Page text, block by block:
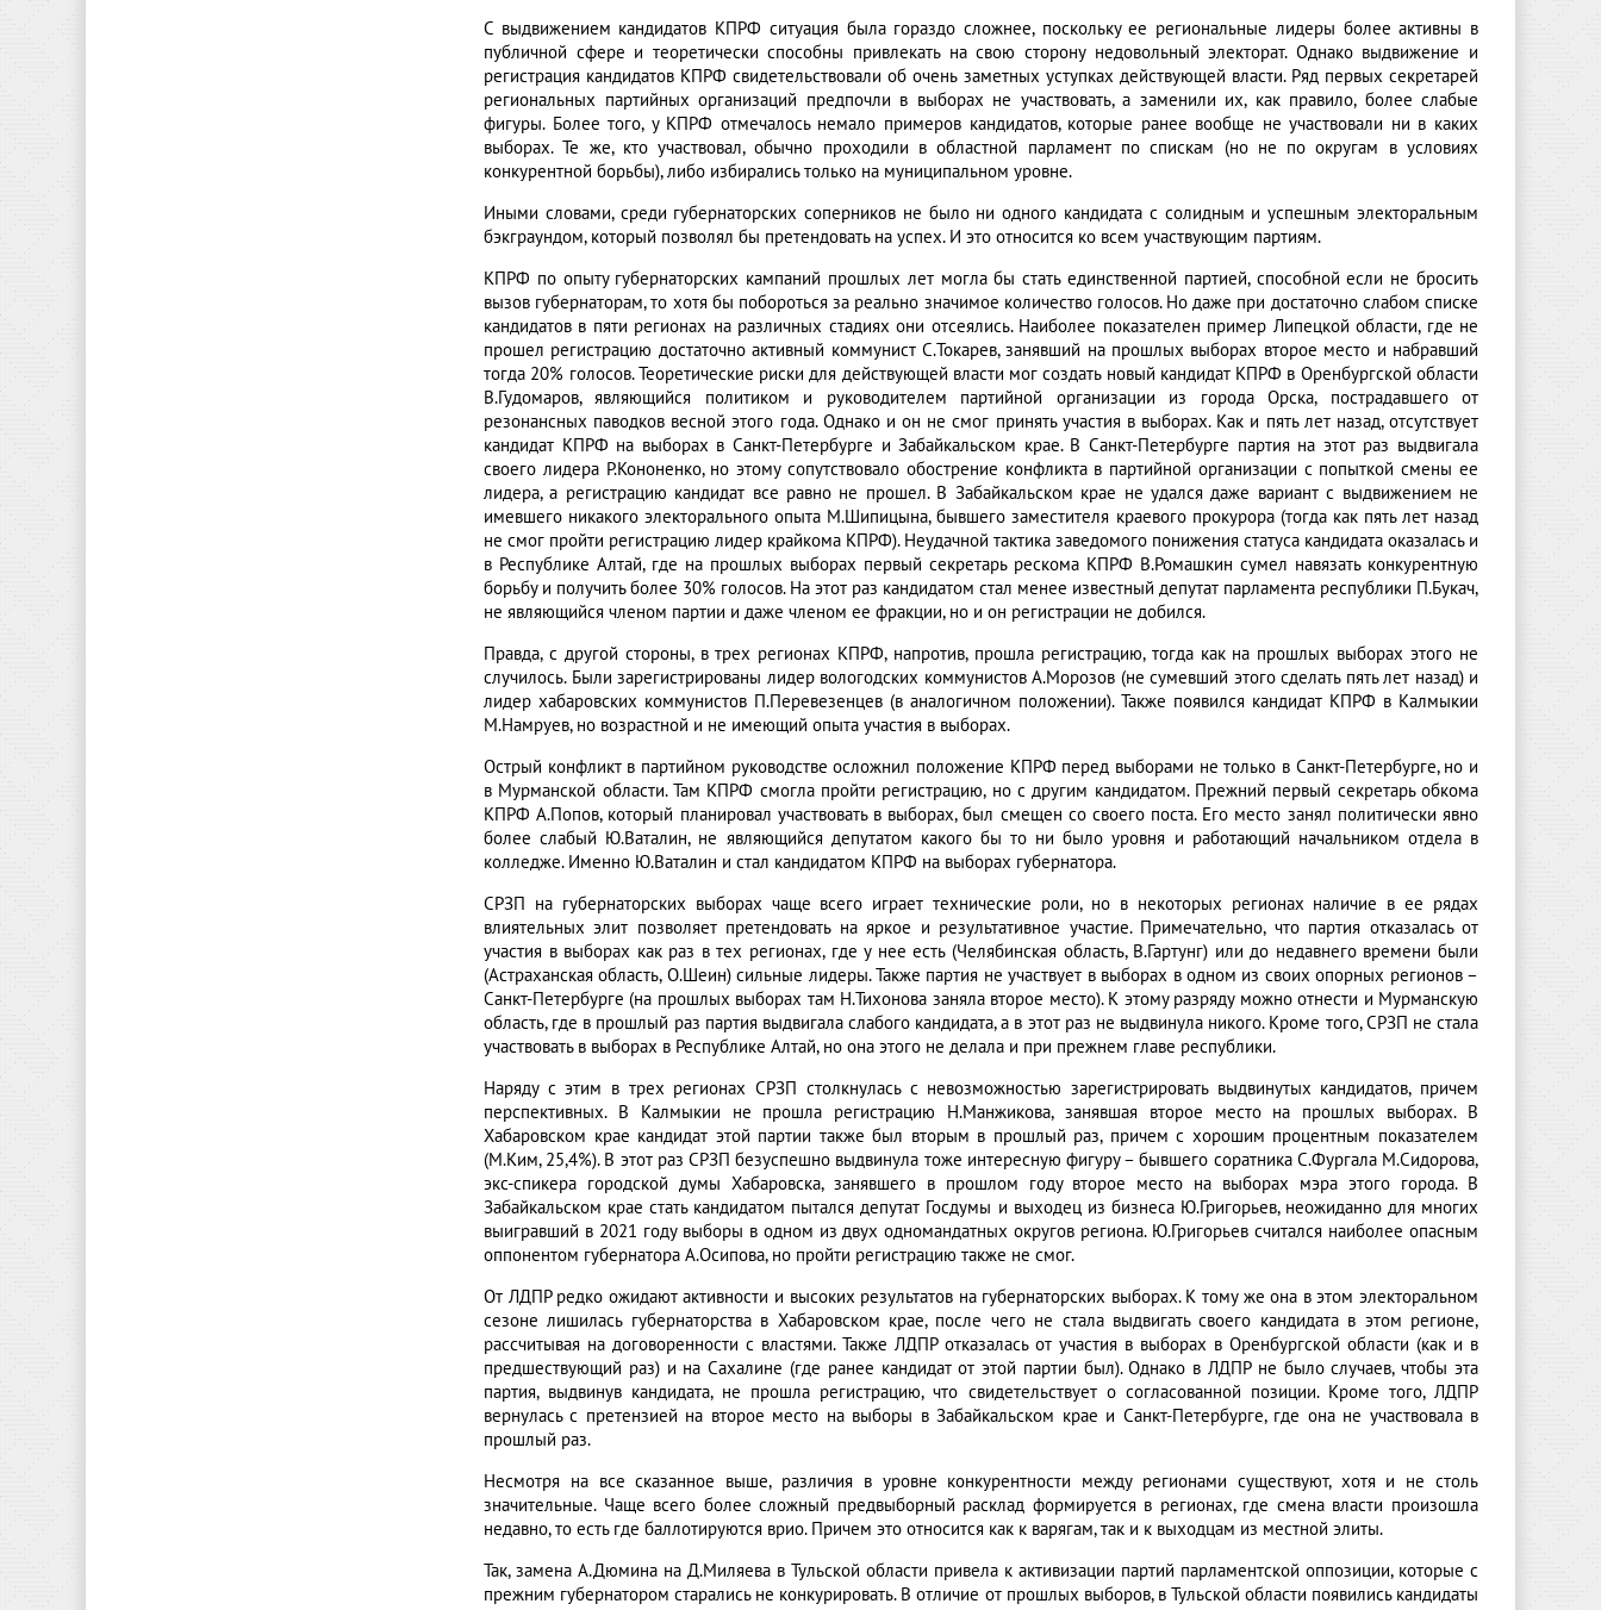
С выдвижением кандидатов КПРФ ситуация была гораздо сложнее, поскольку ее региональные лидеры более активны в
публичной сфере и теоретически способны привлекать на свою сторону недовольный электорат. Однако выдвижение и
регистрация кандидатов КПРФ свидетельствовали об очень заметных уступках действующей власти. Ряд первых секретарей
региональных партийных организаций предпочли в выборах не участвовать, а заменили их, как правило, более слабые
фигуры. Более того, у КПРФ отмечалось немало примеров кандидатов, которые ранее вообще не участвовали ни в каких
выборах. Те же, кто участвовал, обычно проходили в областной парламент по спискам (но не по округам в условиях
конкурентной борьбы), либо избирались только на муниципальном уровне.
Иными словами, среди губернаторских соперников не было ни одного кандидата с солидным и успешным электоральным
бэкграундом, который позволял бы претендовать на успех. И это относится ко всем участвующим партиям.
КПРФ по опыту губернаторских кампаний прошлых лет могла бы стать единственной партией, способной если не бросить
вызов губернаторам, то хотя бы побороться за реально значимое количество голосов. Но даже при достаточно слабом списке
кандидатов в пяти регионах на различных стадиях они отсеялись. Наиболее показателен пример Липецкой области, где не
прошел регистрацию достаточно активный коммунист С.Токарев, занявший на прошлых выборах второе место и набравший
тогда 20% голосов. Теоретические риски для действующей власти мог создать новый кандидат КПРФ в Оренбургской области
В.Гудомаров, являющийся политиком и руководителем партийной организации из города Орска, пострадавшего от
резонансных паводков весной этого года. Однако и он не смог принять участия в выборах. Как и пять лет назад, отсутствует
кандидат КПРФ на выборах в Санкт-Петербурге и Забайкальском крае. В Санкт-Петербурге партия на этот раз выдвигала
своего лидера Р.Кононенко, но этому сопутствовало обострение конфликта в партийной организации с попыткой смены ее
лидера, а регистрацию кандидат все равно не прошел. В Забайкальском крае не удался даже вариант с выдвижением не
имевшего никакого электорального опыта М.Шипицына, бывшего заместителя краевого прокурора (тогда как пять лет назад
не смог пройти регистрацию лидер крайкома КПРФ). Неудачной тактика заведомого понижения статуса кандидата оказалась и
в Республике Алтай, где на прошлых выборах первый секретарь рескома КПРФ В.Ромашкин сумел навязать конкурентную
борьбу и получить более 30% голосов. На этот раз кандидатом стал менее известный депутат парламента республики П.Букач,
не являющийся членом партии и даже членом ее фракции, но и он регистрации не добился.
Правда, с другой стороны, в трех регионах КПРФ, напротив, прошла регистрацию, тогда как на прошлых выборах этого не
случилось. Были зарегистрированы лидер вологодских коммунистов А.Морозов (не сумевший этого сделать пять лет назад) и
лидер хабаровских коммунистов П.Перевезенцев (в аналогичном положении). Также появился кандидат КПРФ в Калмыкии
М.Намруев, но возрастной и не имеющий опыта участия в выборах.
Острый конфликт в партийном руководстве осложнил положение КПРФ перед выборами не только в Санкт-Петербурге, но и
в Мурманской области. Там КПРФ смогла пройти регистрацию, но с другим кандидатом. Прежний первый секретарь обкома
КПРФ А.Попов, который планировал участвовать в выборах, был смещен со своего поста. Его место занял политически явно
более слабый Ю.Ваталин, не являющийся депутатом какого бы то ни было уровня и работающий начальником отдела в
колледже. Именно Ю.Ваталин и стал кандидатом КПРФ на выборах губернатора.
СРЗП на губернаторских выборах чаще всего играет технические роли, но в некоторых регионах наличие в ее рядах
влиятельных элит позволяет претендовать на яркое и результативное участие. Примечательно, что партия отказалась от
участия в выборах как раз в тех регионах, где у нее есть (Челябинская область, В.Гартунг) или до недавнего времени были
(Астраханская область, О.Шеин) сильные лидеры. Также партия не участвует в выборах в одном из своих опорных регионов –
Санкт-Петербурге (на прошлых выборах там Н.Тихонова заняла второе место). К этому разряду можно отнести и Мурманскую
область, где в прошлый раз партия выдвигала слабого кандидата, а в этот раз не выдвинула никого. Кроме того, СРЗП не стала
участвовать в выборах в Республике Алтай, но она этого не делала и при прежнем главе республики.
Наряду с этим в трех регионах СРЗП столкнулась с невозможностью зарегистрировать выдвинутых кандидатов, причем
перспективных. В Калмыкии не прошла регистрацию Н.Манжикова, занявшая второе место на прошлых выборах. В
Хабаровском крае кандидат этой партии также был вторым в прошлый раз, причем с хорошим процентным показателем
(М.Ким, 25,4%). В этот раз СРЗП безуспешно выдвинула тоже интересную фигуру – бывшего соратника С.Фургала М.Сидорова,
экс-спикера городской думы Хабаровска, занявшего в прошлом году второе место на выборах мэра этого города. В
Забайкальском крае стать кандидатом пытался депутат Госдумы и выходец из бизнеса Ю.Григорьев, неожиданно для многих
выигравший в 2021 году выборы в одном из двух одномандатных округов региона. Ю.Григорьев считался наиболее опасным
оппонентом губернатора А.Осипова, но пройти регистрацию также не смог.
От ЛДПР редко ожидают активности и высоких результатов на губернаторских выборах. К тому же она в этом электоральном
сезоне лишилась губернаторства в Хабаровском крае, после чего не стала выдвигать своего кандидата в этом регионе,
рассчитывая на договоренности с властями. Также ЛДПР отказалась от участия в выборах в Оренбургской области (как и в
предшествующий раз) и на Сахалине (где ранее кандидат от этой партии был). Однако в ЛДПР не было случаев, чтобы эта
партия, выдвинув кандидата, не прошла регистрацию, что свидетельствует о согласованной позиции. Кроме того, ЛДПР
вернулась с претензией на второе место на выборы в Забайкальском крае и Санкт-Петербурге, где она не участвовала в
прошлый раз.
Несмотря на все сказанное выше, различия в уровне конкурентности между регионами существуют, хотя и не столь
значительные. Чаще всего более сложный предвыборный расклад формируется в регионах, где смена власти произошла
недавно, то есть где баллотируются врио. Причем это относится как к варягам, так и к выходцам из местной элиты.
Так, замена А.Дюмина на Д.Миляева в Тульской области привела к активизации партий парламентской оппозиции, которые с
прежним губернатором старались не конкурировать. В отличие от прошлых выборов, в Тульской области появились кандидаты